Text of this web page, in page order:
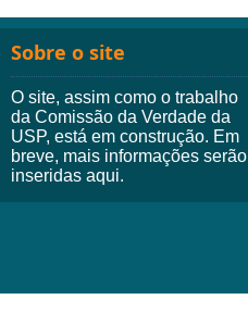
Sobre o site
O site, assim como o trabalho
da Comissão da Verdade da
USP, está em construção. Em
breve, mais informações serão
inseridas aqui.